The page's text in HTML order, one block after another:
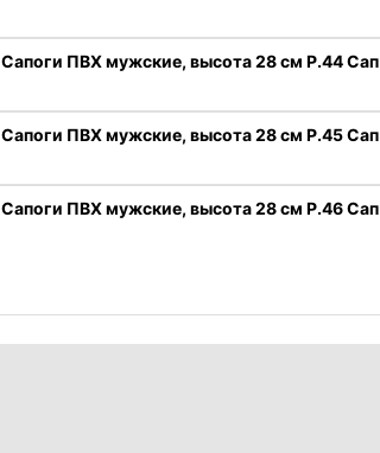
Сапоги ПВХ мужские, высота 28 см Р.44
Сапоги ПВХ мужские, высота 28 см Р.45
Сапоги ПВХ мужские, высота 28 см Р.46